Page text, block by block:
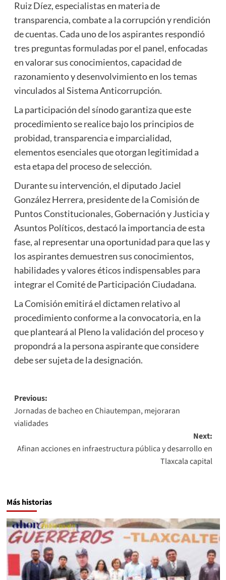
Ruiz Díez, especialistas en materia de
transparencia, combate a la corrupción y rendición
de cuentas. Cada uno de los aspirantes respondió
tres preguntas formuladas por el panel, enfocadas
en valorar sus conocimientos, capacidad de
razonamiento y desenvolvimiento en los temas
vinculados al Sistema Anticorrupción.
La participación del sínodo garantiza que este
procedimiento se realice bajo los principios de
probidad, transparencia e imparcialidad,
elementos esenciales que otorgan legitimidad a
esta etapa del proceso de selección.
Durante su intervención, el diputado Jaciel
González Herrera, presidente de la Comisión de
Puntos Constitucionales, Gobernación y Justicia y
Asuntos Políticos, destacó la importancia de esta
fase, al representar una oportunidad para que las y
los aspirantes demuestren sus conocimientos,
habilidades y valores éticos indispensables para
integrar el Comité de Participación Ciudadana.
La Comisión emitirá el dictamen relativo al
procedimiento conforme a la convocatoria, en la
que planteará al Pleno la validación del proceso y
propondrá a la persona aspirante que considere
debe ser sujeta de la designación.
Post
navigation
Previous:
Jornadas de bacheo en Chiautempan, mejoraran
vialidades
Next:
Afinan acciones en infraestructura pública y desarrollo en
Tlaxcala capital
Más historias